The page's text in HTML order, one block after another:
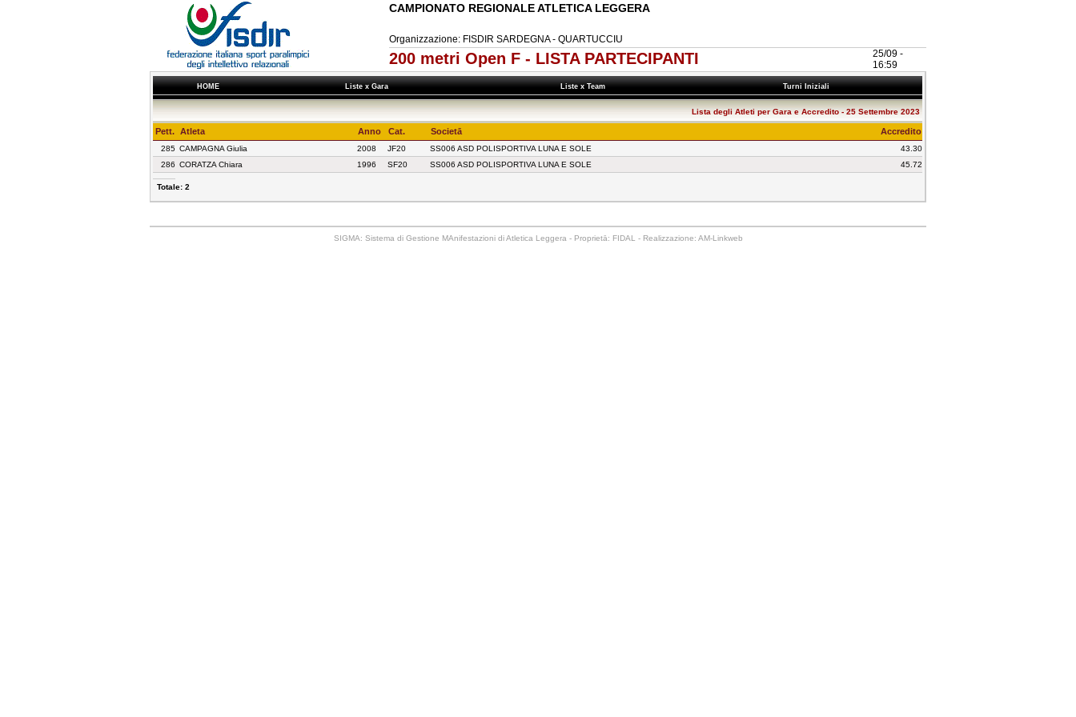
CAMPIONATO REGIONALE ATLETICA LEGGERA
Organizzazione: FISDIR SARDEGNA - QUARTUCCIU
200 metri Open F - LISTA PARTECIPANTI
25/09 -
16:59
HOME Liste x Gara Liste x Team Turni Iniziali
Lista degli Atleti per Gara e Accredito - 25 Settembre 2023
Pett. Atleta Anno Cat. Societā Accredito
285 CAMPAGNA Giulia 2008 JF20 SS006 ASD POLISPORTIVA LUNA E SOLE
43.30
286 CORATZA Chiara 1996 SF20 SS006 ASD POLISPORTIVA LUNA E SOLE 45.72
Totale: 2
SIGMA: Sistema di Gestione MAnifestazioni di Atletica Leggera - Proprietā: FIDAL - Realizzazione: AM-Linkweb